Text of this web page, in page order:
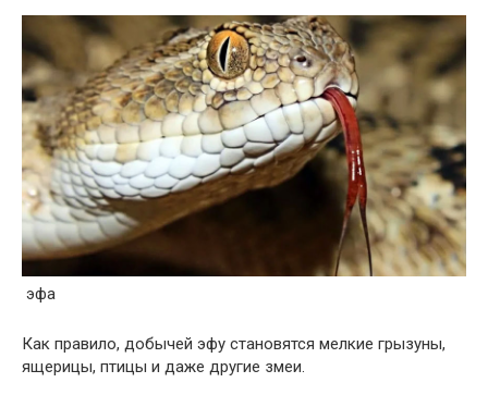
эфа
Как правило, добычей эфу становятся мелкие грызуны,
ящерицы, птицы и даже другие змеи.